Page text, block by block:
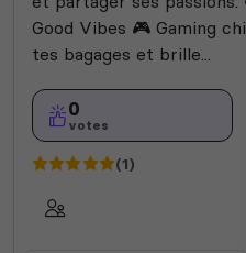
Good Vibes 🎮 Gaming
tes bagages et brille...
0
votes
(1)